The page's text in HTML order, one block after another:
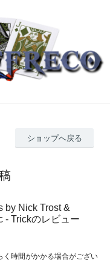
ショップへ戻る
by Nick Trost &
- Trickのレビュー
く時間がかかる場合がござい